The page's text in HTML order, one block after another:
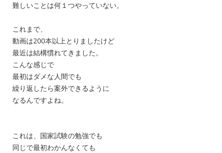
難しいことは何１つやっていない。
これまで、
動画は200本以上とりましたけど
最近は結構慣れてきました。
こんな感じで
最初はダメな人間でも
繰り返したら案外できるように
なるんですよね。
これは、国家試験の勉強でも
同じで最初わかんなくても